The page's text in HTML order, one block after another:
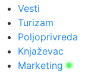
Vesti
Turizam
Poljoprivreda
Knjaževac
Marketing